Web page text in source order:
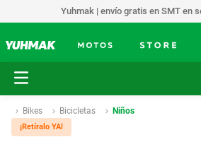
Yuhmak | envío gratis en SMT en
Bikes Bicicletas Niños
¡Retíralo YA!